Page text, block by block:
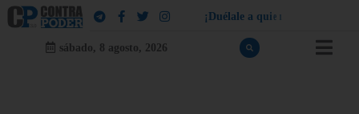
¡ Dué a e a quie n
sábado, 8 agosto, 2026